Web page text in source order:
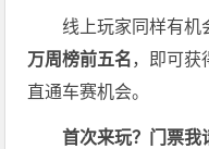
线上玩家同样有机
万周榜前五名，即可获
直通车赛机会。
首次来玩？门票我